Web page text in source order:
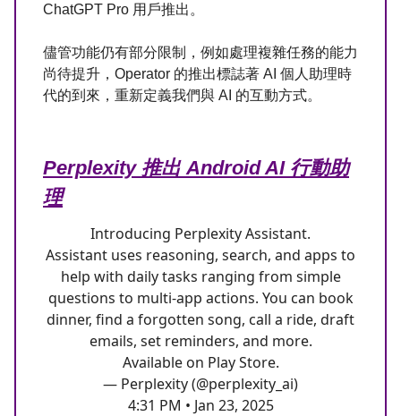
ChatGPT Pro 用戶推出。
儘管功能仍有部分限制，例如處理複雜任務的能力
尚待提升，Operator 的推出標誌著 AI 個人助理時
代的到來，重新定義我們與 AI 的互動方式。
Perplexity 推出 Android AI 行動助
理
Introducing Perplexity Assistant.
Assistant uses reasoning, search, and apps to
help with daily tasks ranging from simple
questions to multi-app actions. You can book
dinner, find a forgotten song, call a ride, draft
emails, set reminders, and more.
Available on Play Store.
— Perplexity (@perplexity_ai)
4:31 PM • Jan 23, 2025